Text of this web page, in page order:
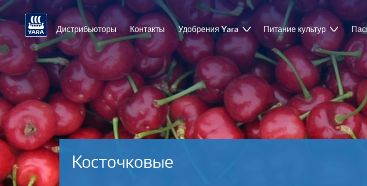
Дистрибьюторы Контакты Удобрения Yara Питание культур
Косточковые